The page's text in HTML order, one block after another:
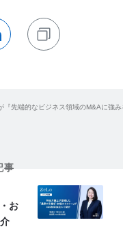
『先端的なビジネス領域のM&Aに強
事
お